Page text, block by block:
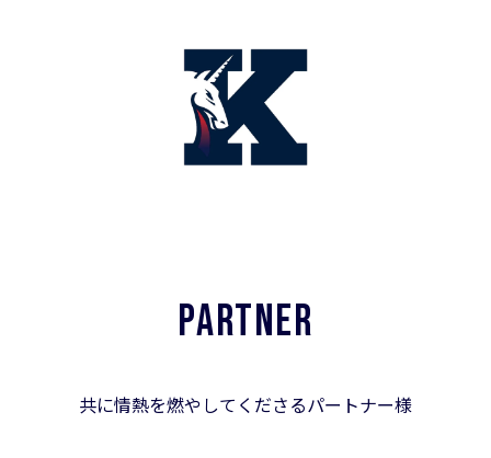
PARTNER
共に情熱を燃やしてくださるパートナー様